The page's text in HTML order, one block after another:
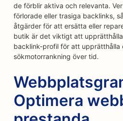
de förblir aktiva och relevanta.
förlorade eller trasiga backlinks,
åtgärder för att ersätta eller
butik är det viktigt att
backlink-profil för att
sökmotorrankning över tid.
Optimera